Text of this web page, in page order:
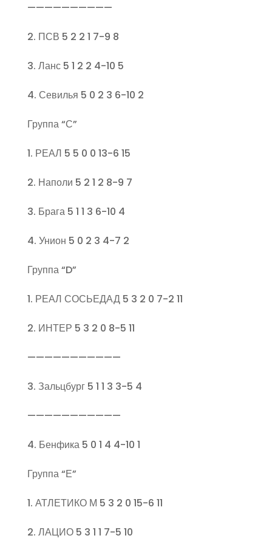
——————————
2. ПСВ 5 2 2 1 7-9 8
3. Ланс 5 1 2 2 4-10 5
4. Севилья 5 0 2 3 6-10 2
Группа “С”
1. РЕАЛ 5 5 0 0 13-6 15
2. Наполи 5 2 1 2 8-9 7
3. Брага 5 1 1 3 6-10 4
4. Унион 5 0 2 3 4-7 2
Группа “D”
1. РЕАЛ СОСЬЕДАД 5 3 2 0 7-2 11
2. ИНТЕР 5 3 2 0 8-5 11
———————————
3. Зальцбург 5 1 1 3 3-5 4
———————————
4. Бенфика 5 0 1 4 4-10 1
Группа “Е”
1. АТЛЕТИКО М 5 3 2 0 15-6 11
2. ЛАЦИО 5 3 1 1 7-5 10